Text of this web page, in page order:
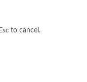
to cancel.